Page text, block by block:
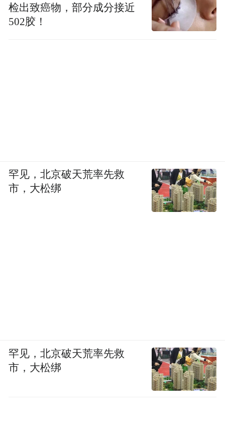
检出致癌物，部分成分接近
502胶！
罕见，北京破天荒率先救
市，大松绑
罕见，北京破天荒率先救
市，大松绑